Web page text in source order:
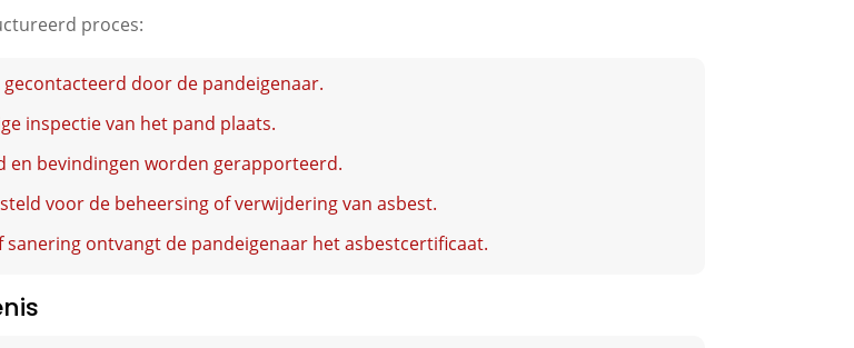
proces:
door de pandeigenaar.
inspectie van het pand plaats.
en bevindingen worden gerapporteerd.
voor de beheersing of verwijdering van asbest.
sanering ontvangt de pandeigenaar het asbestcertificaat.